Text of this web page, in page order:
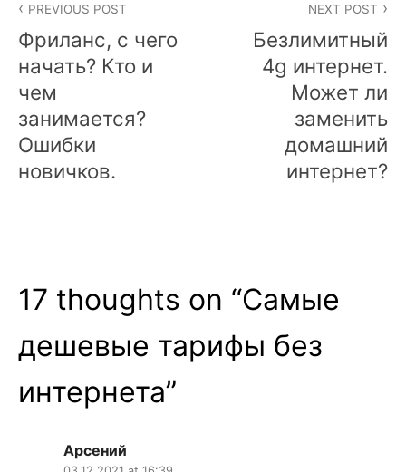
navigation
PREVIOUS POST
Фриланс, с чего
начать? Кто и
чем
занимается?
Ошибки
новичков.
NEXT POST
Безлимитный
4g интернет.
Может ли
заменить
домашний
интернет?
17 thoughts on “Самые
дешевые тарифы без
интернета”
Арсений